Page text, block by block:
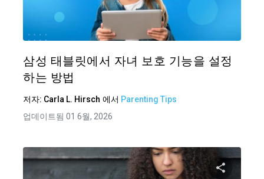
삼성 태블릿에서 자녀 보호 기능을 설정
하는 방법
저자: Carla L. Hirsch 에서 Parenting Tips
업데이트됨 01 6월, 2026